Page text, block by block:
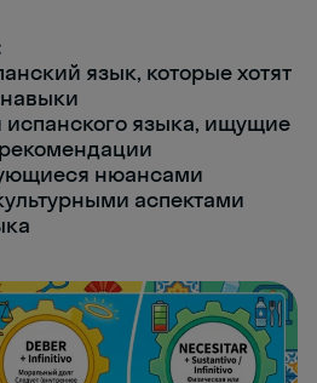
язык, которые хотят
испанского языка, ищущие
нюансами
аспектами